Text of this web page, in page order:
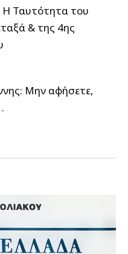
Ταυτότητα του
& της 4ης
Μην αφήσετε,